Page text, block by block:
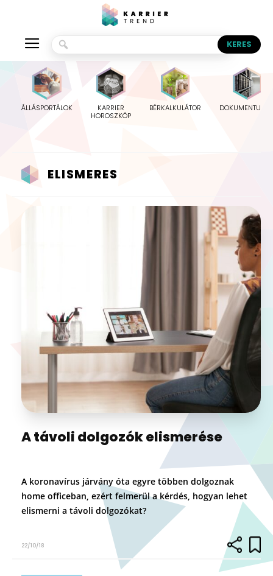
ÁLLÁSPORTÁLOK
KARRIER
HOROSZKÓP
BÉRKALKULÁTOR
ELISMERES
A távoli dolgozók elismerése
A koronavírus járvány óta egyre többen dolgoznak
home officeban, ezért felmerül a kérdés, hogyan lehet
elismerni a távoli dolgozókat?
22/10/18